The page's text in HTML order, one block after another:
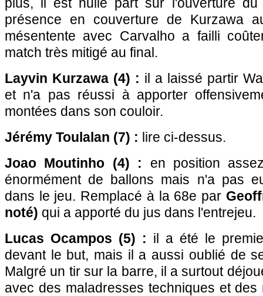
présence en couverture de Kurzawa
mésentente avec Carvalho a failli
match très mitigé au final.
Layvin Kurzawa (4) : il a laissé partir
et n'a pas réussi à apporter
montées dans son couloir.
Jérémy Toulalan (7) : lire ci-dessus.
Joao Moutinho (4) : en position
énormément de ballons mais n'a pas
dans le jeu. Remplacé à la 68e par
noté) qui a apporté du jus dans l'entrejeu.
Lucas Ocampos (5) : il a été le
devant le but, mais il a aussi oublié de
Malgré un tir sur la barre, il a surtout
avec des maladresses techniques et